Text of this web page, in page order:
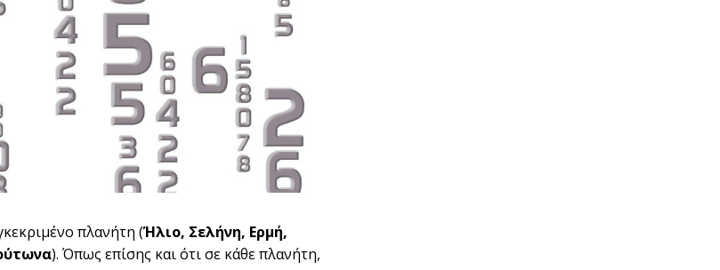
πλανήτη (Ήλιο, Σελήνη, Ερμή,
). Όπως επίσης και ότι σε κάθε πλανήτη,